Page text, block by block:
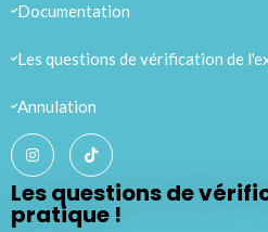
Documentation
Les questions de vérification de
Annulation
Les questions de
pratique !